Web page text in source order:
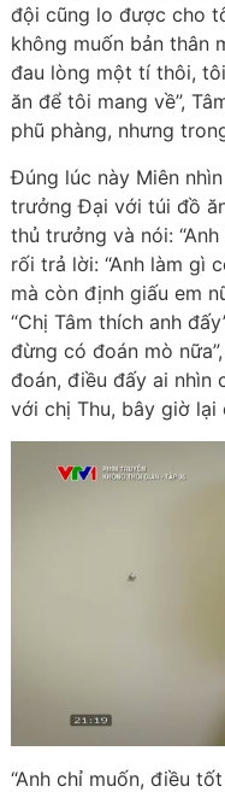
đội cũng lo được cho
không muốn bản thân
đau lòng một tí thôi,
ăn để tôi mang về”,
phũ phàng, nhưng
Đúng lúc này Miên
trưởng Đại với túi đồ
thủ trưởng và nói:
rối trả lời: “Anh làm gì
mà còn định giấu em
“Chị Tâm thích anh
đừng có đoán mò
đoán, điều đấy ai nhìn
với chị Thu, bây giờ lại
“Anh chỉ muốn, điều